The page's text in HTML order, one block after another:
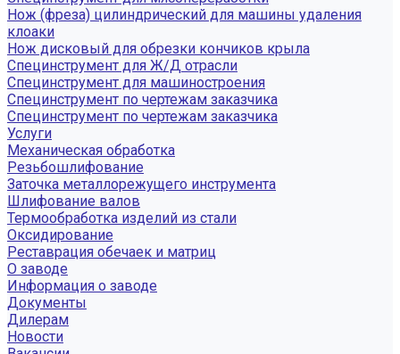
Нож (фреза) цилиндрический для машины удаления
клоаки
Нож дисковый для обрезки кончиков крыла
Специнструмент для Ж/Д отрасли
Специнструмент для машиностроения
Специнструмент по чертежам заказчика
Специнструмент по чертежам заказчика
Услуги
Механическая обработка
Резьбошлифование
Заточка металлорежущего инструмента
Шлифование валов
Термообработка изделий из стали
Оксидирование
Реставрация обечаек и матриц
О заводе
Информация о заводе
Документы
Дилерам
Новости